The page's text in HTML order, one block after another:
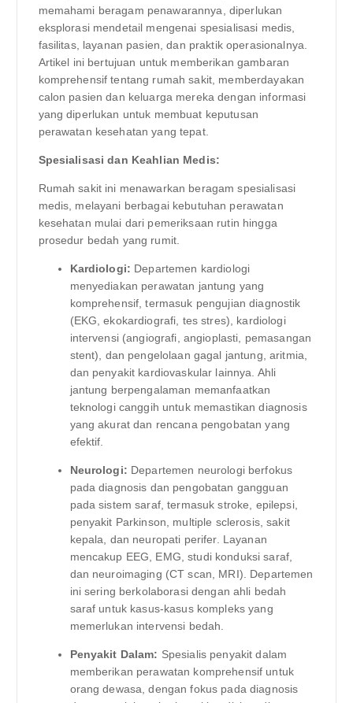
memahami beragam penawarannya, diperlukan
eksplorasi mendetail mengenai spesialisasi medis,
fasilitas, layanan pasien, dan praktik operasionalnya.
Artikel ini bertujuan untuk memberikan gambaran
komprehensif tentang rumah sakit, memberdayakan
calon pasien dan keluarga mereka dengan informasi
yang diperlukan untuk membuat keputusan
perawatan kesehatan yang tepat.
Spesialisasi dan Keahlian Medis:
Rumah sakit ini menawarkan beragam spesialisasi
medis, melayani berbagai kebutuhan perawatan
kesehatan mulai dari pemeriksaan rutin hingga
prosedur bedah yang rumit.
Kardiologi: Departemen kardiologi
menyediakan perawatan jantung yang
komprehensif, termasuk pengujian diagnostik
(EKG, ekokardiografi, tes stres), kardiologi
intervensi (angiografi, angioplasti, pemasangan
stent), dan pengelolaan gagal jantung, aritmia,
dan penyakit kardiovaskular lainnya. Ahli
jantung berpengalaman memanfaatkan
teknologi canggih untuk memastikan diagnosis
yang akurat dan rencana pengobatan yang
efektif.
Neurologi: Departemen neurologi berfokus
pada diagnosis dan pengobatan gangguan
pada sistem saraf, termasuk stroke, epilepsi,
penyakit Parkinson, multiple sclerosis, sakit
kepala, dan neuropati perifer. Layanan
mencakup EEG, EMG, studi konduksi saraf,
dan neuroimaging (CT scan, MRI). Departemen
ini sering berkolaborasi dengan ahli bedah
saraf untuk kasus-kasus kompleks yang
memerlukan intervensi bedah.
Penyakit Dalam: Spesialis penyakit dalam
memberikan perawatan komprehensif untuk
orang dewasa, dengan fokus pada diagnosis